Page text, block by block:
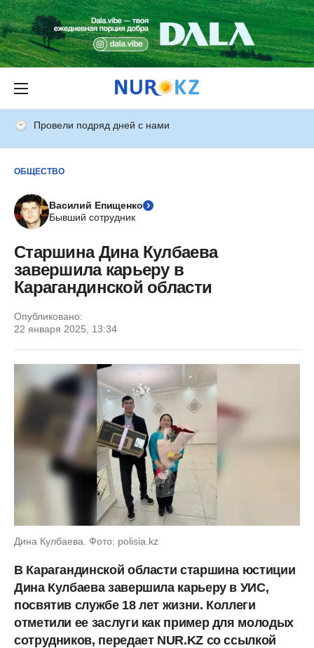
Провели подряд дней с нами
ОБЩЕСТВО
Василий Епищенко
Бывший сотрудник
Старшина Дина Кулбаева
завершила карьеру в
Карагандинской области
Опубликовано:
22 января 2025, 13:34
Дина Кулбаева. Фото: polisia.kz
В Карагандинской области старшина юстиции
Дина Кулбаева завершила карьеру в УИС,
посвятив службе 18 лет жизни. Коллеги
отметили ее заслуги как пример для молодых
сотрудников, передает NUR.KZ со ссылкой